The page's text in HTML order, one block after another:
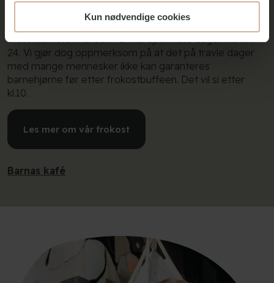
Kun nødvendige cookies
under og etter frokost, lunsj eller annet.
Vi har barnestoler, barnevennlig mat og drikke samt
stellefasiliteter. Kaféen vår har åpent alle dager fra kl. 7-
24. Vi gjør dog oppmerksom på at det på travle dager
med mange mennesker ikke kan garanteres
barnehjørne før etter frokostbuffeen. Det vil si etter
kl.10.
Les mer om vår frokost
Barnas kafé